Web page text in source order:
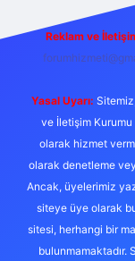
Reklam ve
Yasal Uyarı:
ve İletişim Kurumu
olarak hizmet
olarak denetleme
Ancak, üyelerimiz
siteye üye olarak
sitesi, herhangi bir
bulunmamaktadır.